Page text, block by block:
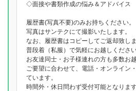
◇面接や書類作成の悩み＆アドバイス
履歴書(写真不要)のみお持ちください。
写真はサンテクにて撮影いたします。
なお、履歴書はコピーしてご返却致しま
普段着（私服）で気軽にお越しください
お友達同士・お子様連れの方も多数お
ご要望に合わせて、電話・オンライン
ています。
時間外・休日問わず受付可能となりま